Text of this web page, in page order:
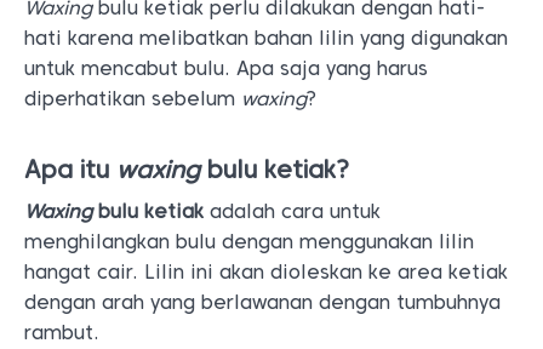
Waxingbulu ketiak perlu dilakukan dengan hati-
hati karena melibatkan bahan lilin yang digunakan
untuk mencabut bulu. Apa saja yang harus
diperhatikan sebelum waxing?
Apa itu waxingbulu ketiak?
Waxingbulu ketiak adalah cara untuk
menghilangkan bulu dengan menggunakan lilin
hangat cair. Lilin ini akan dioleskan ke area ketiak
dengan arah yang berlawanan dengan tumbuhnya
rambut.